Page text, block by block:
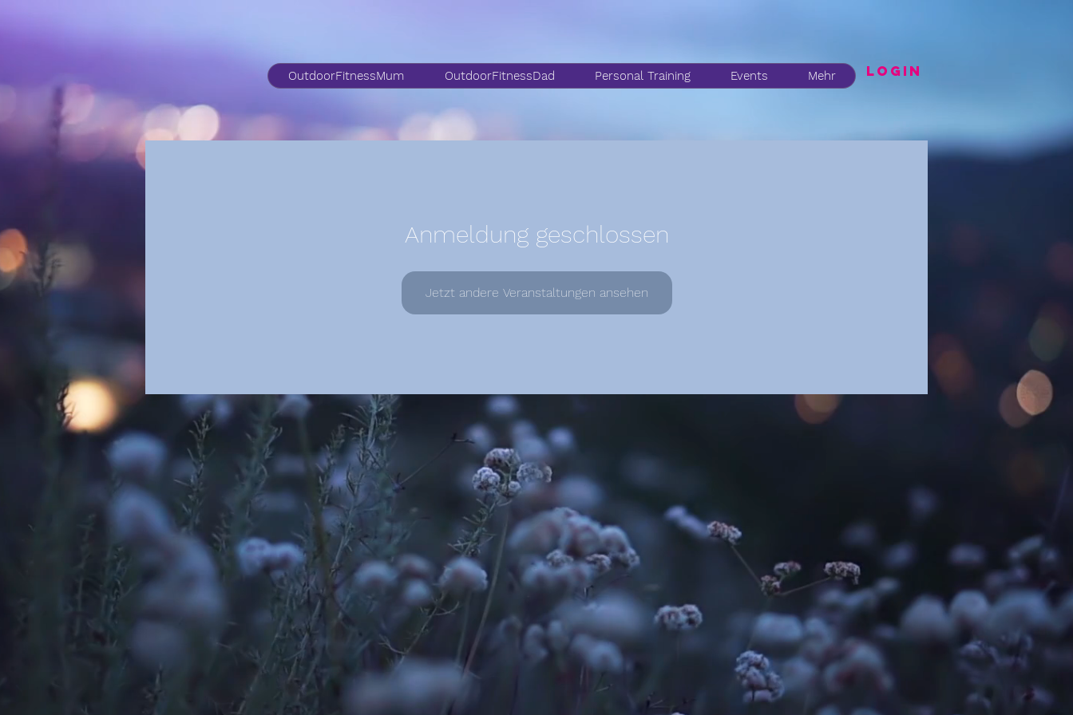
OutdoorFitnessMum OutdoorFitnessDad Personal Training Events Mehr LogIN
Anmeldung geschlossen
Jetzt andere Veranstaltungen ansehen